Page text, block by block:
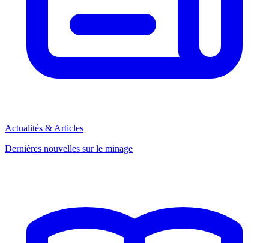
Actualités & Articles
Dernières nouvelles sur le minage